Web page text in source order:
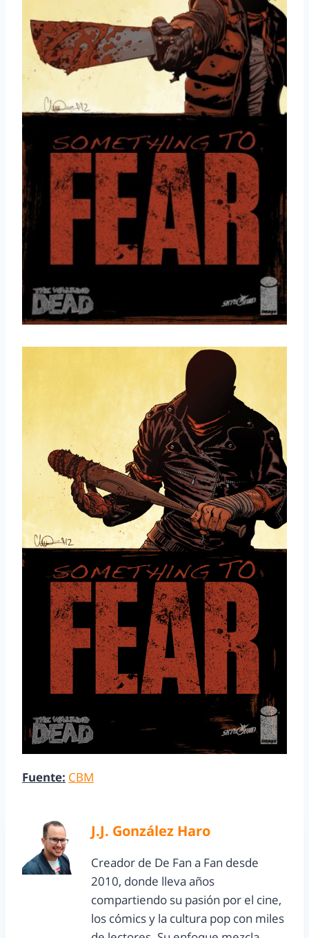
Fuente: CBM
J.J. González Haro
Creador de De Fan a Fan desde
2010, donde lleva años
compartiendo su pasión por el cine,
los cómics y la cultura pop con miles